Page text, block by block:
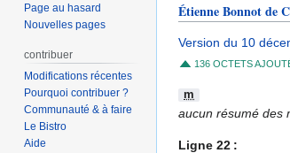
la
navigation
la
recherche
Étienne Bonnot de
Version du 10
136 OCTETS
m
aucun résumé des
Ligne 22 :
Page au hasard
Nouvelles pages
contribuer
Modifications récentes
Pourquoi contribuer ?
Communauté & à faire
Le Bistro
Aide